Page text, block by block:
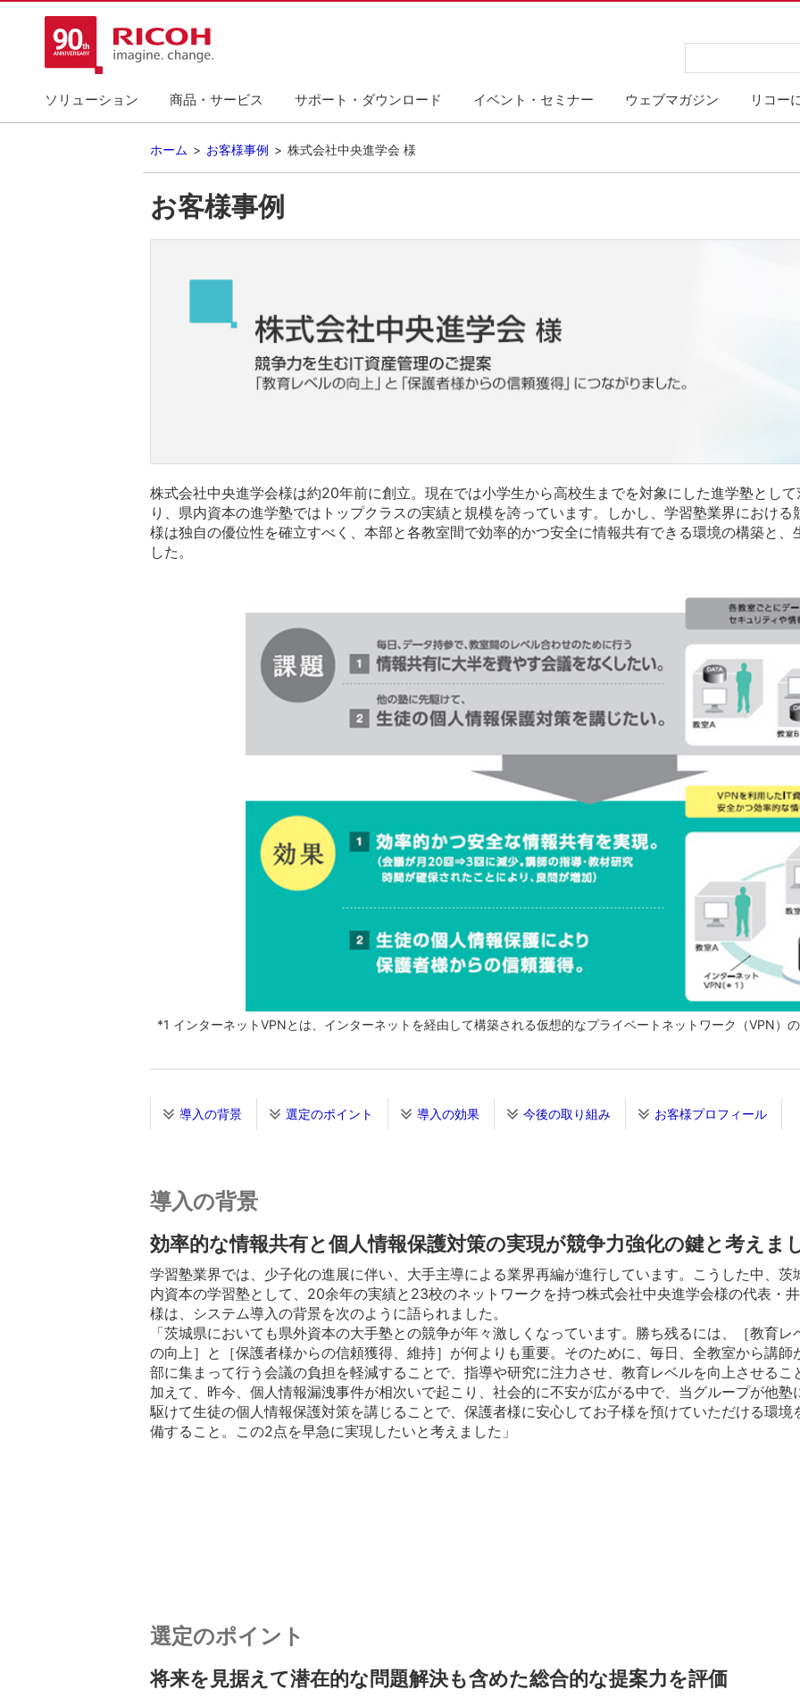
ソリューション 商品・サービス サポート・ダウンロード イベント・セミナー ウェブマガジン リコー
ホーム お客様事例 株式会社中央進学会 様
お客様事例
株式会社中央進学会様は約20年前に創立。現在では小学生から高校生までを対象にした進学塾とし
り、県内資本の進学塾ではトップクラスの実績と規模を誇っています。しかし、学習塾業界におけ
様は独自の優位性を確立すべく、本部と各教室間で効率的かつ安全に情報共有できる環境の構築と
した。
*1 インターネットVPNとは、インターネットを経由して構築される仮想的なプライベートネットワーク（VPN）
導入の背景 選定のポイント 導入の効果 今後の取り組み お客様プロフィール
導入の背景
効率的な情報共有と個人情報保護対策の実現が競争力強化の鍵と考えま
学習塾業界では、少子化の進展に伴い、大手主導による業界再編が進行しています。こうした中、茨
内資本の学習塾として、20余年の実績と23校のネットワークを持つ株式会社中央進学会様の代表・
様は、システム導入の背景を次のように語られました。
「茨城県においても県外資本の大手塾との競争が年々激しくなっています。勝ち残るには、［教育レ
の向上］と［保護者様からの信頼獲得、維持］が何よりも重要。そのために、毎日、全教室から講師
部に集まって行う会議の負担を軽減することで、指導や研究に注力させ、教育レベルを向上させるこ
加えて、昨今、個人情報漏洩事件が相次いで起こり、社会的に不安が広がる中で、当グループが他塾
駆けて生徒の個人情報保護対策を講じることで、保護者様に安心してお子様を預けていただける環境
備すること。この2点を早急に実現したいと考えました」
選定のポイント
将来を見据えて潜在的な問題解決も含めた総合的な提案力を評価